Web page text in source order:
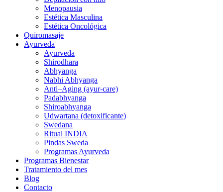
Menopausia
Estética Masculina
Estética Oncológica
Quiromasaje
Ayurveda
Ayurveda
Shirodhara
Abhyanga
Nabhi Abhyanga
Anti–Aging (ayur-care)
Padabhyanga
Shiroabhyanga
Udwartana (detoxificante)
Swedana
Ritual INDIA
Pindas Sweda
Programas Ayurveda
Programas Bienestar
Tratamiento del mes
Blog
Contacto